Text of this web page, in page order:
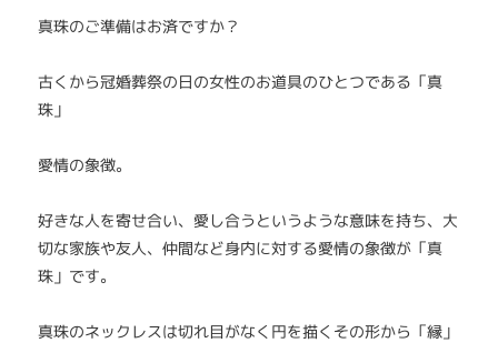
真珠のご準備はお済ですか？
古くから冠婚葬祭の日の女性のお道具のひとつである「真
珠」
愛情の象徴。
好きな人を寄せ合い、愛し合うというような意味を持ち、大
切な家族や友人、仲間など身内に対する愛情の象徴が「真
珠」です。
真珠のネックレスは切れ目がなく円を描くその形から「縁」